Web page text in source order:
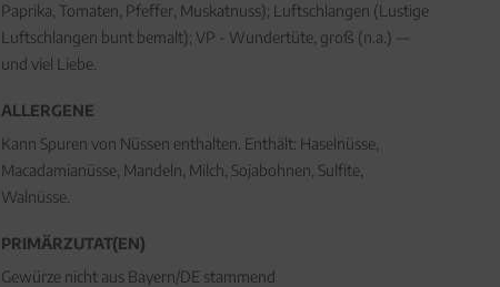
Paprika, Tomaten, Pfeffer, Muskatnuss); Luftschlangen (Lustige
Luftschlangen bunt bemalt); VP - Wundertüte, groß (n.a.) —
und viel Liebe.
ALLERGENE
Kann Spuren von Nüssen enthalten. Enthält: Haselnüsse,
Macadamianüsse, Mandeln, Milch, Sojabohnen, Sulfite,
Walnüsse.
PRIMÄRZUTAT(EN)
Gewürze nicht aus Bayern/DE stammend